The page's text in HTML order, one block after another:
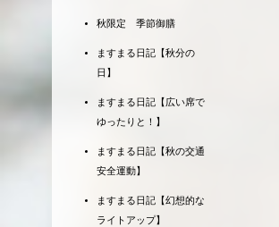
秋限定 季節御膳
ますまる日記【秋分の
日】
ますまる日記【広い席で
ゆったりと！】
ますまる日記【秋の交通
安全運動】
ますまる日記【幻想的な
ライトアップ】